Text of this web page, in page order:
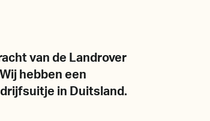
van de Landrover
hebben een
in Duitsland.